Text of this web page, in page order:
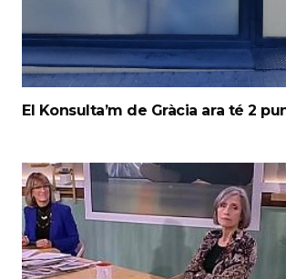
El Konsulta’m de Gràcia ara té 2